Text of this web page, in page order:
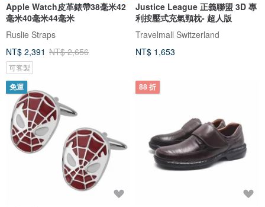
Apple Watch皮革錶帶38毫米42
毫米40毫米44毫米
Ruslie Straps
NT$ 2,391 NT$ 2,656
可客製
Justice League 正義聯盟 3D 專
利按壓式充氣頸枕- 超人版
Travelmall Switzerland
NT$ 1,653
免運 88 折